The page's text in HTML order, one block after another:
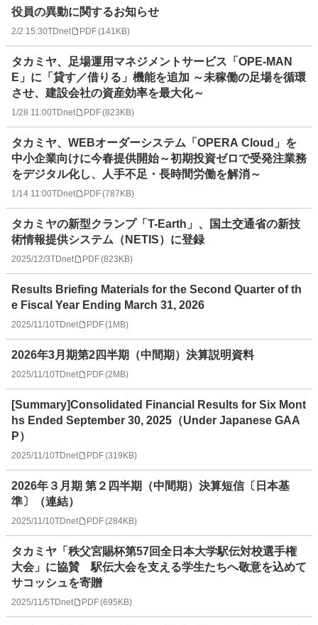
役員の異動に関するお知らせ
2/2 15:30TDnet PDF(141KB)
タカミヤ、足場運用マネジメントサービス「OPE-MAN
E」に「貸す／借りる」機能を追加 ～未稼働の足場を循環
させ、建設会社の資産効率を最大化～
1/28 11:00TDnet PDF(823KB)
タカミヤ、WEBオーダーシステム「OPERA Cloud」を
中小企業向けに今春提供開始～初期投資ゼロで受発注業務
をデジタル化し、人手不足・長時間労働を解消～
1/14 11:00TDnet PDF(787KB)
タカミヤの新型クランプ「T-Earth」、国土交通省の新技
術情報提供システム（NETIS）に登録
2025/12/3TDnet PDF(823KB)
Results Briefing Materials for the Second Quarter of th
e Fiscal Year Ending March 31, 2026
2025/11/10TDnet PDF(1MB)
2026年3月期第2四半期（中間期）決算説明資料
2025/11/10TDnet PDF(2MB)
[Summary]Consolidated Financial Results for Six Mont
hs Ended September 30, 2025（Under Japanese GAA
P）
2025/11/10TDnet PDF(319KB)
2026年３月期 第２四半期（中間期）決算短信〔日本基
準〕（連結）
2025/11/10TDnet PDF(284KB)
タカミヤ「秩父宮賜杯第57回全日本大学駅伝対校選手権
大会」に協賛 駅伝大会を支える学生たちへ敬意を込めて
サコッシュを寄贈
2025/11/5TDnet PDF(695KB)